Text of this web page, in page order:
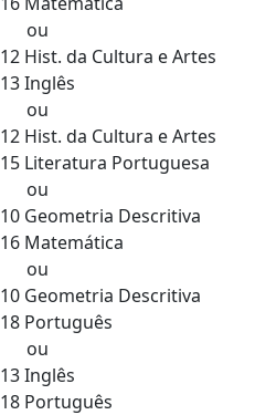
ou
12 Hist. da Cultura e Artes
13 Inglês
ou
12 Hist. da Cultura e Artes
15 Literatura Portuguesa
ou
10 Geometria Descritiva
16 Matemática
ou
10 Geometria Descritiva
18 Português
ou
13 Inglês
18 Português